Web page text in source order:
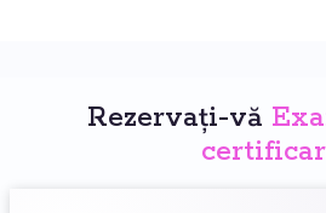
Rezervați-vă